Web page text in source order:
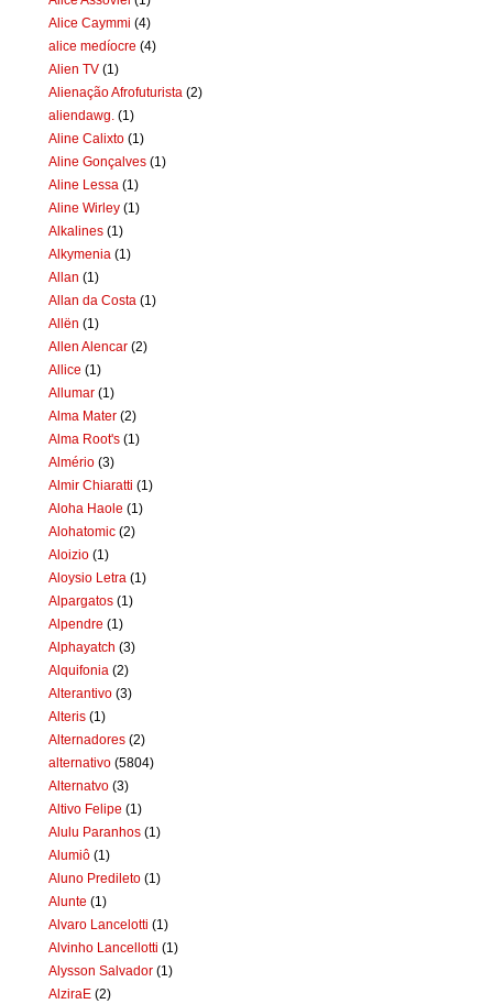
Alice Caymmi (4)
alice medíocre (4)
Alien TV (1)
Alienação Afrofuturista (2)
aliendawg. (1)
Aline Calixto (1)
Aline Gonçalves (1)
Aline Lessa (1)
Aline Wirley (1)
Alkalines (1)
Alkymenia (1)
Allan (1)
Allan da Costa (1)
Allën (1)
Allen Alencar (2)
Allice (1)
Allumar (1)
Alma Mater (2)
Alma Root's (1)
Almério (3)
Almir Chiaratti (1)
Aloha Haole (1)
Alohatomic (2)
Aloizio (1)
Aloysio Letra (1)
Alpargatos (1)
Alpendre (1)
Alphayatch (3)
Alquifonia (2)
Alterantivo (3)
Alteris (1)
Alternadores (2)
alternativo (5804)
Alternatvo (3)
Altivo Felipe (1)
Alulu Paranhos (1)
Alumiô (1)
Aluno Predileto (1)
Alunte (1)
Alvaro Lancelotti (1)
Alvinho Lancellotti (1)
Alysson Salvador (1)
AlziraE (2)